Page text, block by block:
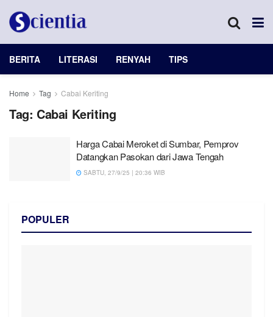
BERITA LITERASI RENYAH TIPS
Home Tag Cabai Keriting
Tag: Cabai Keriting
Harga Cabai Meroket di Sumbar, Pemprov
Datangkan Pasokan dari Jawa Tengah
SABTU, 27/9/25 | 20:36 WIB
POPULER